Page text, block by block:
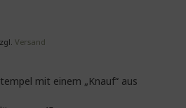
Versand
mit einem „Knauf“ aus